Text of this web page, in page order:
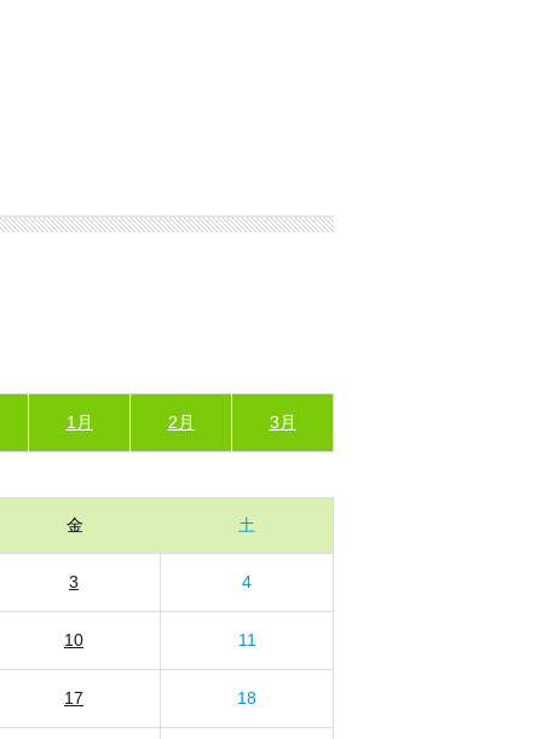
1月 2月 3月
金 土
3 4
10 11
17 18